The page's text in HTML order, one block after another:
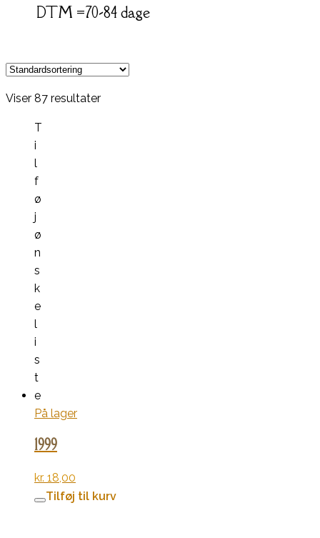
DTM =70-84 dage
Viser 87 resultater
T
i
l
f
ø
j
ø
n
s
k
e
l
i
s
t
e
På lager
1999
kr. 18,00
Tilføj til kurv